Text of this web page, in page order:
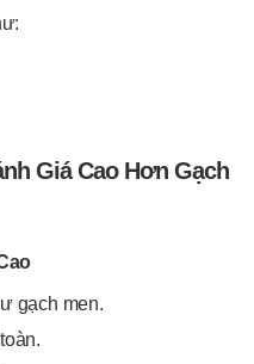
Giá Cao Hơn Gạch
gạch men.